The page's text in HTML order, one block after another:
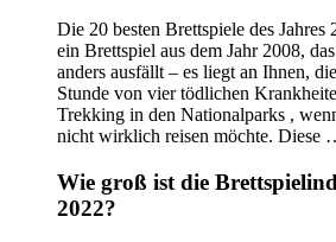
Die 20 besten Brettspiele des Jahres
ein Brettspiel aus dem Jahr 2008,
anders ausfällt – es liegt an Ihnen,
Stunde von vier tödlichen
Trekking in den Nationalparks ,
nicht wirklich reisen möchte. Diese
Wie groß ist die
2022?